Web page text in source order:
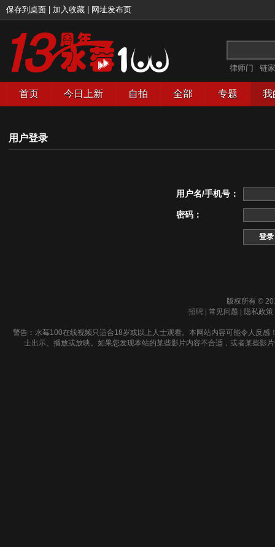
保存到桌面 加入收藏 网址发布页
律师门 链
首页 今日上新 自拍 全部 专题 我
用户登录
用户名/手机号：
密码：
版权所有 ©
招聘
常见问题 隐私政策
警告︰水莓100在线视频只适合18岁或以上人士观看。本网站内容可能令人反
士出示、播放或放映。如果您发现本站的某些影片内容不合适，或者某些